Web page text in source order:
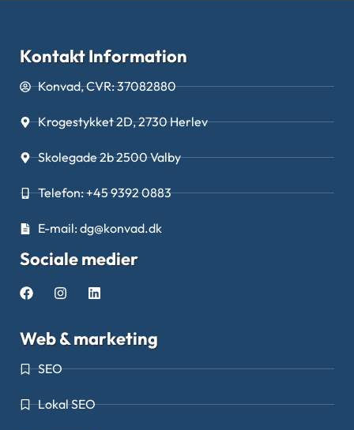
Kontakt Information
Konvad, CVR: 37082880
Krogestykket 2D, 2730 Herlev
Skolegade 2b 2500 Valby
Telefon: +45 9392 0883
E-mail: dg@konvad.dk
Sociale medier
Web & marketing
SEO
Lokal SEO